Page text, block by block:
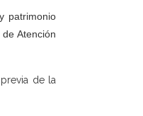
patrimonio
Atención
de la